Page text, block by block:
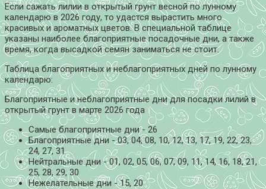
Если сажать лилии в открытый грунт весной по лунному
календарю в2026 году, то удастся вырастить много
красивых и ароматных цветов. В специальной таблице
указаны наиболее благоприятные посадочные дни, а также
время, когда высадкой семян заниматься не стоит.
Таблица благоприятных и неблагоприятных дней по лунному
календарю:
Благоприятные и неблагоприятные дни для посадки лилий в
открытый грунт в марте 2026 года
Самые благоприятные дни - 26
Благоприятные дни - 03, 04, 08, 10, 12, 13, 17, 19, 22, 23,
24, 27, 31
Нейтральные дни - 01, 02, 05, 06, 07, 09, 11, 14, 16, 18, 21,
25, 28, 29, 30
Нежелательные дни - 15, 20